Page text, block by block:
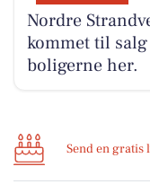
Nordre
kommet til
boligerne her.
Send en gratis